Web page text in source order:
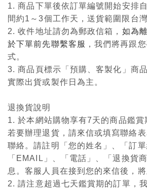
1. 商品下單後依訂單編號開始安排
間約1～3個工作天，送貨範圍限台灣
2. 收件地址請勿為郵政信箱， 如為
於下單前先聯繫客服 ，我們將再跟
式。
3. 商品頁標示「預購、客製化」商
實際出貨或製作日為主。
退換貨說明
1. 於本網站購物享有7天的商品鑑賞
若要辦理退貨，請來信或填寫聯絡
聯絡。請註明「您的姓名」、「訂單
「EMAIL」、「電話」、「退換貨
息。客服人員在接到您的來信後，將
2. 請注意超過七天鑑賞期的訂單，